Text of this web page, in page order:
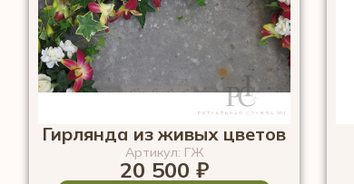
Гирлянда из живых цветов
Артикул: ГЖ
20 500 ₽